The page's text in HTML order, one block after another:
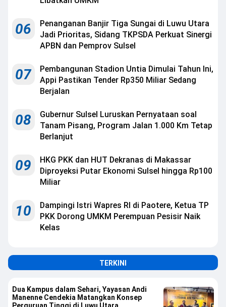
06
Penanganan Banjir Tiga Sungai di Luwu Utara
Jadi Prioritas, Sidang TKPSDA Perkuat Sinergi
APBN dan Pemprov Sulsel
07
Pembangunan Stadion Untia Dimulai Tahun Ini,
Appi Pastikan Tender Rp350 Miliar Sedang
Berjalan
08
Gubernur Sulsel Luruskan Pernyataan soal
Tanam Pisang, Program Jalan 1.000 Km Tetap
Berlanjut
09
HKG PKK dan HUT Dekranas di Makassar
Diproyeksi Putar Ekonomi Sulsel hingga Rp100
Miliar
10
Dampingi Istri Wapres RI di Paotere, Ketua TP
PKK Dorong UMKM Perempuan Pesisir Naik
Kelas
TERKINI
Dua Kampus dalam Sehari, Yayasan Andi
Manenne Cendekia Matangkan Konsep